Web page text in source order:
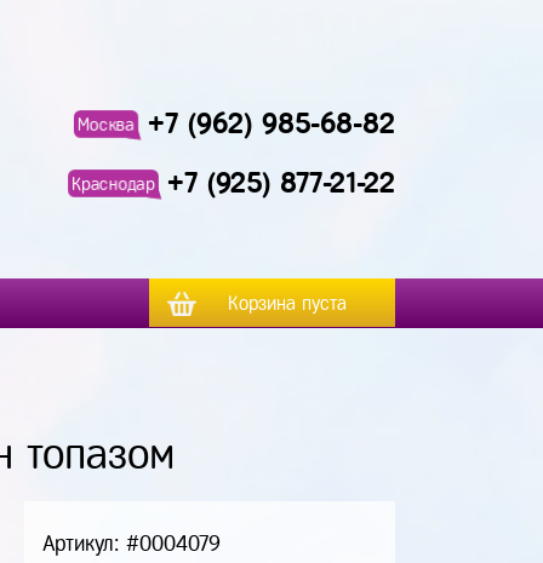
Москва +7 (962) 985-68-82
Краснодар +7 (925) 877-21-22
Корзина пуста
топазом
Артикул: #0004079